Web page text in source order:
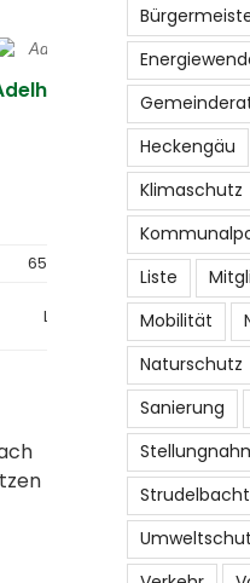
Streckfuß
65 |
Lehrerin i.R.
Heckengäu
Klimaschutz
Liste
Mobilität
Naturschutz
Sanierung